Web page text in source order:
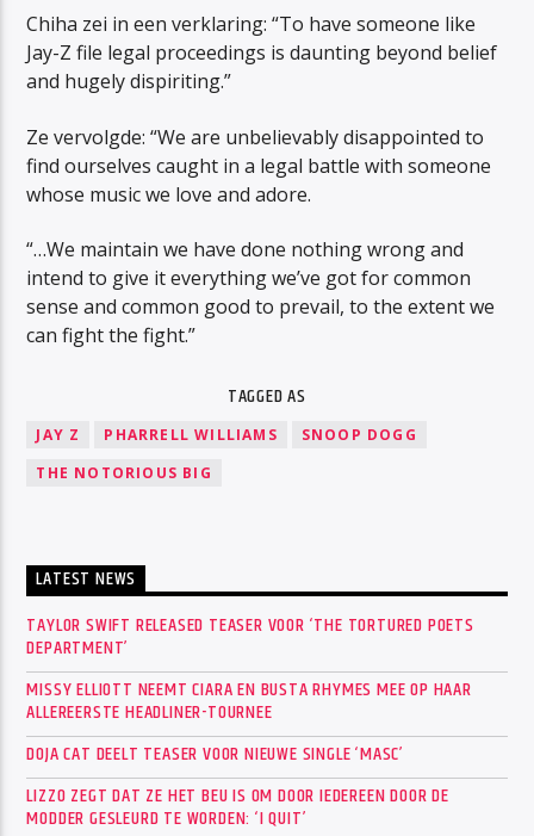
Chiha zei in een verklaring: “To have someone like
Jay-Z file legal proceedings is daunting beyond belief
and hugely dispiriting.”
Ze vervolgde: “We are unbelievably disappointed to
find ourselves caught in a legal battle with someone
whose music we love and adore.
“…We maintain we have done nothing wrong and
intend to give it everything we’ve got for common
sense and common good to prevail, to the extent we
can fight the fight.”
TAGGED AS
JAY Z PHARRELL WILLIAMS
SNOOP DOGG
THE NOTORIOUS BIG
LATEST NEWS
TAYLOR SWIFT RELEASED TEASER VOOR ‘THE TORTURED POETS
DEPARTMENT’
MISSY ELLIOTT NEEMT CIARA EN BUSTA RHYMES MEE OP HAAR
ALLEREERSTE HEADLINER-TOURNEE
DOJA CAT DEELT TEASER VOOR NIEUWE SINGLE ‘MASC’
LIZZO ZEGT DAT ZE HET BEU IS OM DOOR IEDEREEN DOOR DE
MODDER GESLEURD TE WORDEN: ‘I QUIT’